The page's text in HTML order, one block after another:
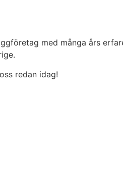
med många års
redan idag!